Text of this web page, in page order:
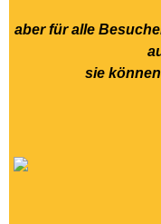
28.10.2021.-+
Aachen-
Lousberg
aber für alle
sie